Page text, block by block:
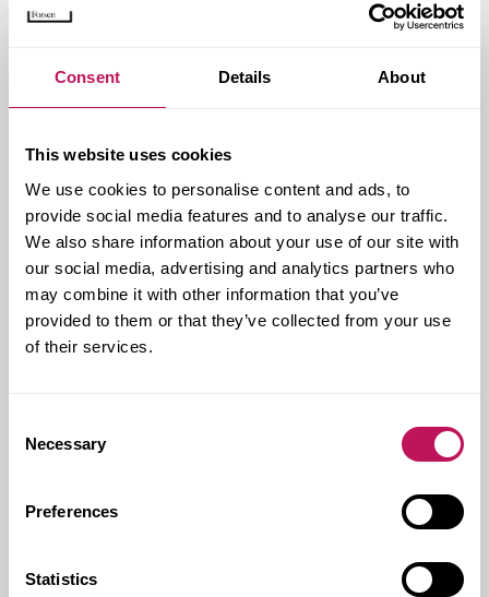
Consent Details About
This website uses cookies
We use cookies to personalise content and ads, to
provide social media features and to analyse our traffic.
We also share information about your use of our site with
our social media, advertising and analytics partners who
may combine it with other information that you’ve
provided to them or that they’ve collected from your use
of their services.
Selection
Necessary
Preferences
Statistics
civilingenjörer och arkitekter.
Anders Edwall, affärsområdeschef för Bostad på
Forsen. Bland annat har KTH inrättat en
startat utformningen av ett nytt ämne för
produktionsmetodik och processmetodik.
(informationshantering), Peter Wesselson (bygglogistik
och upphandling) och Anders Edwall (arbetsmiljö och
säkerhet samt produktionsmetodik och
processmetodik).
‹ Föregående inlägg Nästa inlägg ›